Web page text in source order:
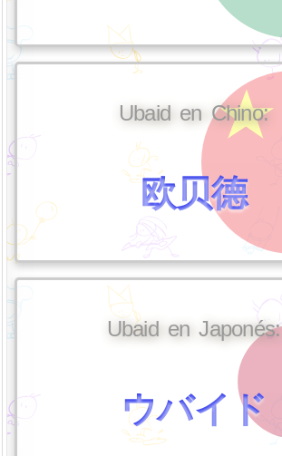
Ubaid en Chino:
欧贝德
Ubaid en Japonés:
ウバイド